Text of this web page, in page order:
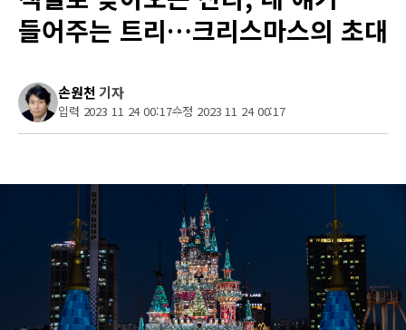
들어주는 트리…크리스마스의 초대
손원천 기자
입력 2023 11 24 00:17수정 2023 11 24 00:17